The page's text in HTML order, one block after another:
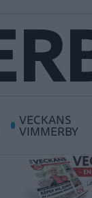
VECKANS
VIMMERBY